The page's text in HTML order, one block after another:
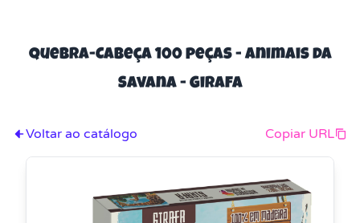
Quebra-Cabeça 100 peças - Animais da
Savana - Girafa
Voltar ao catálogo Copiar URL